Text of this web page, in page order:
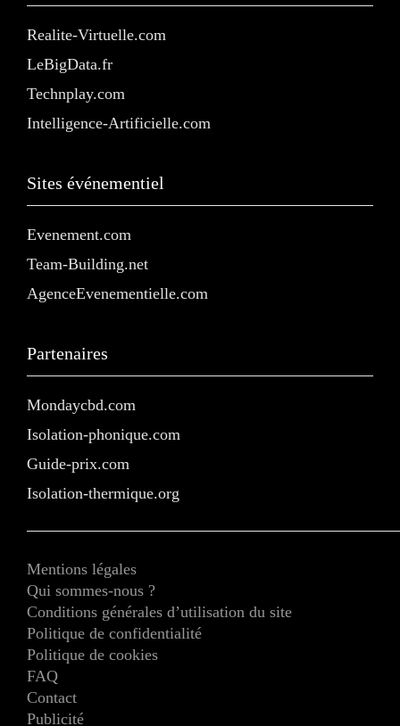
Realite-Virtuelle.com
LeBigData.fr
Technplay.com
Intelligence-Artificielle.com
Sites événementiel
Evenement.com
Team-Building.net
AgenceEvenementielle.com
Partenaires
Mondaycbd.com
Isolation-phonique.com
Guide-prix.com
Isolation-thermique.org
Mentions légales
Qui sommes-nous ?
Conditions générales d’utilisation du site
Politique de confidentialité
Politique de cookies
FAQ
Contact
Publicité